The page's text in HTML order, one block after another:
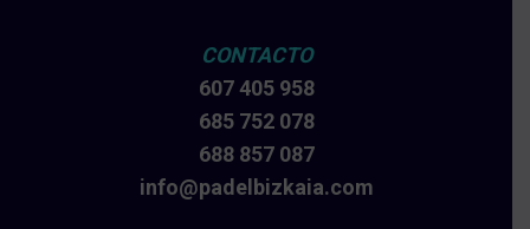
CONTACTO
607 405 958
685 752 078
688 857 087
info@padelbizkaia.com